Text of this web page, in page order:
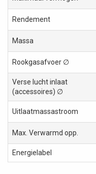
Rendement
Massa
Rookgasafvoer ∅
Verse lucht inlaat
(accessoires) ∅
Uitlaatmassastroom
Max. Verwarmd opp.
Energielabel